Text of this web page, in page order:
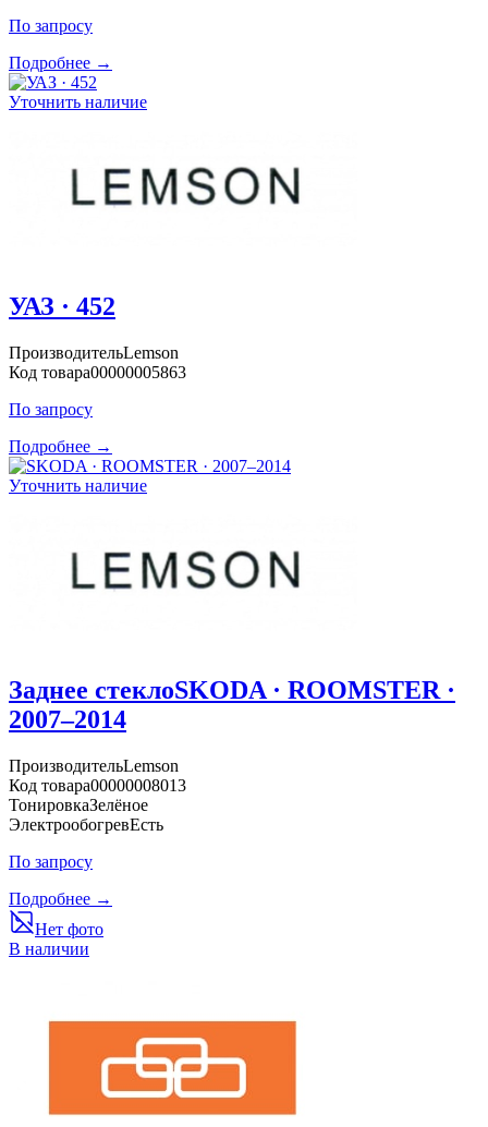
По запросу
Подробнее →
Уточнить наличие
УАЗ · 452
ПроизводительLemson
Код товара00000005863
По запросу
Подробнее →
Уточнить наличие
Заднее стеклоSKODA · ROOMSTER ·
2007–2014
ПроизводительLemson
Код товара00000008013
ТонировкаЗелёное
ЭлектрообогревЕсть
По запросу
Подробнее →
Нет фото
В наличии